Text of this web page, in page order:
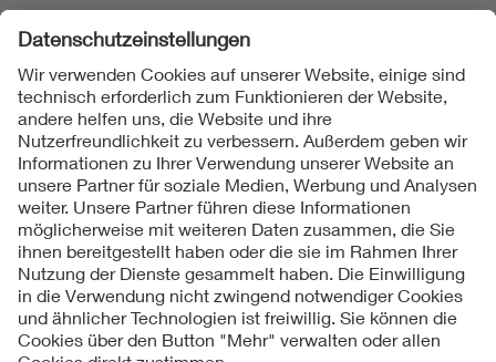
Folgen Sie uns
Kontakte
Service